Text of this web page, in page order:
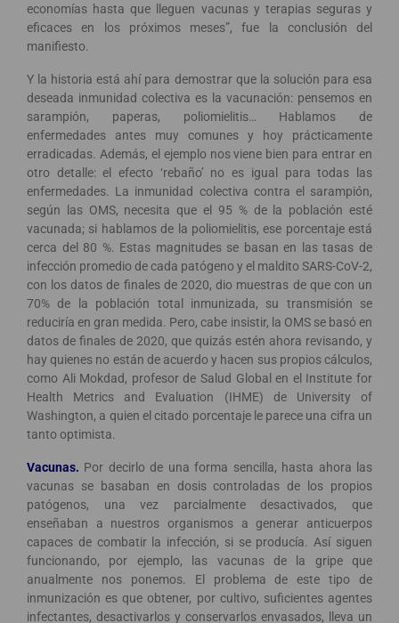
economías hasta que lleguen vacunas y terapias seguras y
eficaces en los próximos meses”, fue la conclusión del
manifiesto.
Y la historia está ahí para demostrar que la solución para esa
deseada inmunidad colectiva es la vacunación: pensemos en
sarampión, paperas, poliomielitis… Hablamos de
enfermedades antes muy comunes y hoy prácticamente
erradicadas. Además, el ejemplo nos viene bien para entrar en
otro detalle: el efecto ‘rebaño’ no es igual para todas las
enfermedades. La inmunidad colectiva contra el sarampión,
según las OMS, necesita que el 95 % de la población esté
vacunada; si hablamos de la poliomielitis, ese porcentaje está
cerca del 80 %. Estas magnitudes se basan en las tasas de
infección promedio de cada patógeno y el maldito SARS-CoV-2,
con los datos de finales de 2020, dio muestras de que con un
70% de la población total inmunizada, su transmisión se
reduciría en gran medida. Pero, cabe insistir, la OMS se basó en
datos de finales de 2020, que quizás estén ahora revisando, y
hay quienes no están de acuerdo y hacen sus propios cálculos,
como Ali Mokdad, profesor de Salud Global en el Institute for
Health Metrics and Evaluation (IHME) de University of
Washington, a quien el citado porcentaje le parece una cifra un
tanto optimista.
Vacunas. Por decirlo de una forma sencilla, hasta ahora las
vacunas se basaban en dosis controladas de los propios
patógenos, una vez parcialmente desactivados, que
enseñaban a nuestros organismos a generar anticuerpos
capaces de combatir la infección, si se producía. Así siguen
funcionando, por ejemplo, las vacunas de la gripe que
anualmente nos ponemos. El problema de este tipo de
inmunización es que obtener, por cultivo, suficientes agentes
infectantes, desactivarlos y conservarlos envasados, lleva un